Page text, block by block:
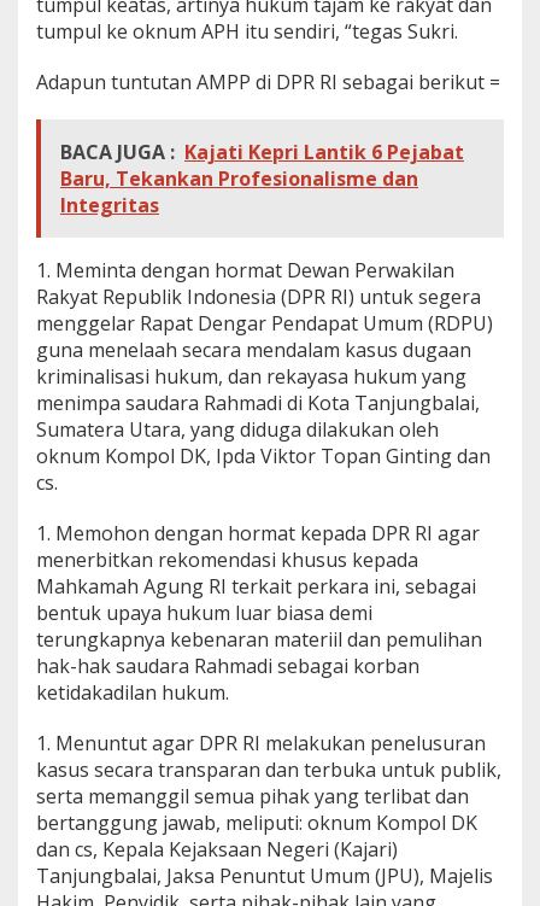
tumpul ke oknum APH itu sendiri, “tegas Sukri.
Adapun tuntutan AMPP di DPR RI sebagai berikut =
BACA JUGA : Kajati Kepri Lantik 6 Pejabat
Baru, Tekankan Profesionalisme dan
Integritas
1. Meminta dengan hormat Dewan Perwakilan
Rakyat Republik Indonesia (DPR RI) untuk segera
menggelar Rapat Dengar Pendapat Umum (RDPU)
guna menelaah secara mendalam kasus dugaan
kriminalisasi hukum, dan rekayasa hukum yang
menimpa saudara Rahmadi di Kota Tanjungbalai,
Sumatera Utara, yang diduga dilakukan oleh
oknum Kompol DK, Ipda Viktor Topan Ginting dan
cs.
1. Memohon dengan hormat kepada DPR RI agar
menerbitkan rekomendasi khusus kepada
Mahkamah Agung RI terkait perkara ini, sebagai
bentuk upaya hukum luar biasa demi
terungkapnya kebenaran materiil dan pemulihan
hak-hak saudara Rahmadi sebagai korban
ketidakadilan hukum.
1. Menuntut agar DPR RI melakukan penelusuran
kasus secara transparan dan terbuka untuk publik,
serta memanggil semua pihak yang terlibat dan
bertanggung jawab, meliputi: oknum Kompol DK
dan cs, Kepala Kejaksaan Negeri (Kajari)
Tanjungbalai, Jaksa Penuntut Umum (JPU), Majelis